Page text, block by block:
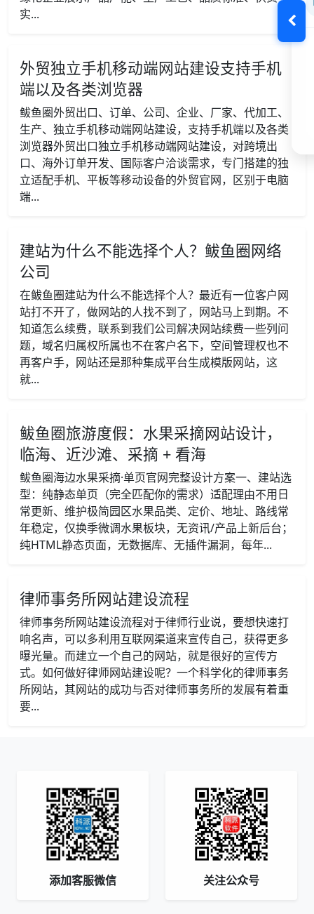
实...
外贸独立手机移动端网站建设支持手机
端以及各类浏览器
鲅鱼圈外贸出口、订单、公司、企业、厂家、代加工、
生产、独立手机移动端网站建设，支持手机端以及各类
浏览器外贸出口独立手机移动端网站建设，对跨境出
口、海外订单开发、国际客户洽谈需求，专门搭建的独
立适配手机、平板等移动设备的外贸官网，区别于电脑
端...
建站为什么不能选择个人？鲅鱼圈网络
公司
在鲅鱼圈建站为什么不能选择个人？最近有一位客户网
站打不开了，做网站的人找不到了，网站马上到期。不
知道怎么续费，联系到我们公司解决网站续费一些列问
题，域名归属权所属也不在客户名下，空间管理权也不
再客户手，网站还是那种集成平台生成模版网站，这
就...
鲅鱼圈旅游度假：水果采摘网站设计，
临海、近沙滩、采摘 + 看海
鲅鱼圈海边水果采摘·单页官网完整设计方案一、建站选
型：纯静态单页（完全匹配你的需求）适配理由不用日
常更新、维护极简园区水果品类、定价、地址、路线常
年稳定，仅换季微调水果板块，无资讯/产品上新后台；
纯HTML静态页面，无数据库、无插件漏洞，每年...
律师事务所网站建设流程
律师事务所网站建设流程对于律师行业说，要想快速打
响名声，可以多利用互联网渠道来宣传自己，获得更多
曝光量。而建立一个自己的网站，就是很好的宣传方
式。如何做好律师网站建设呢？一个科学化的律师事务
所网站，其网站的成功与否对律师事务所的发展有着重
要...
添加客服微信 关注公众号